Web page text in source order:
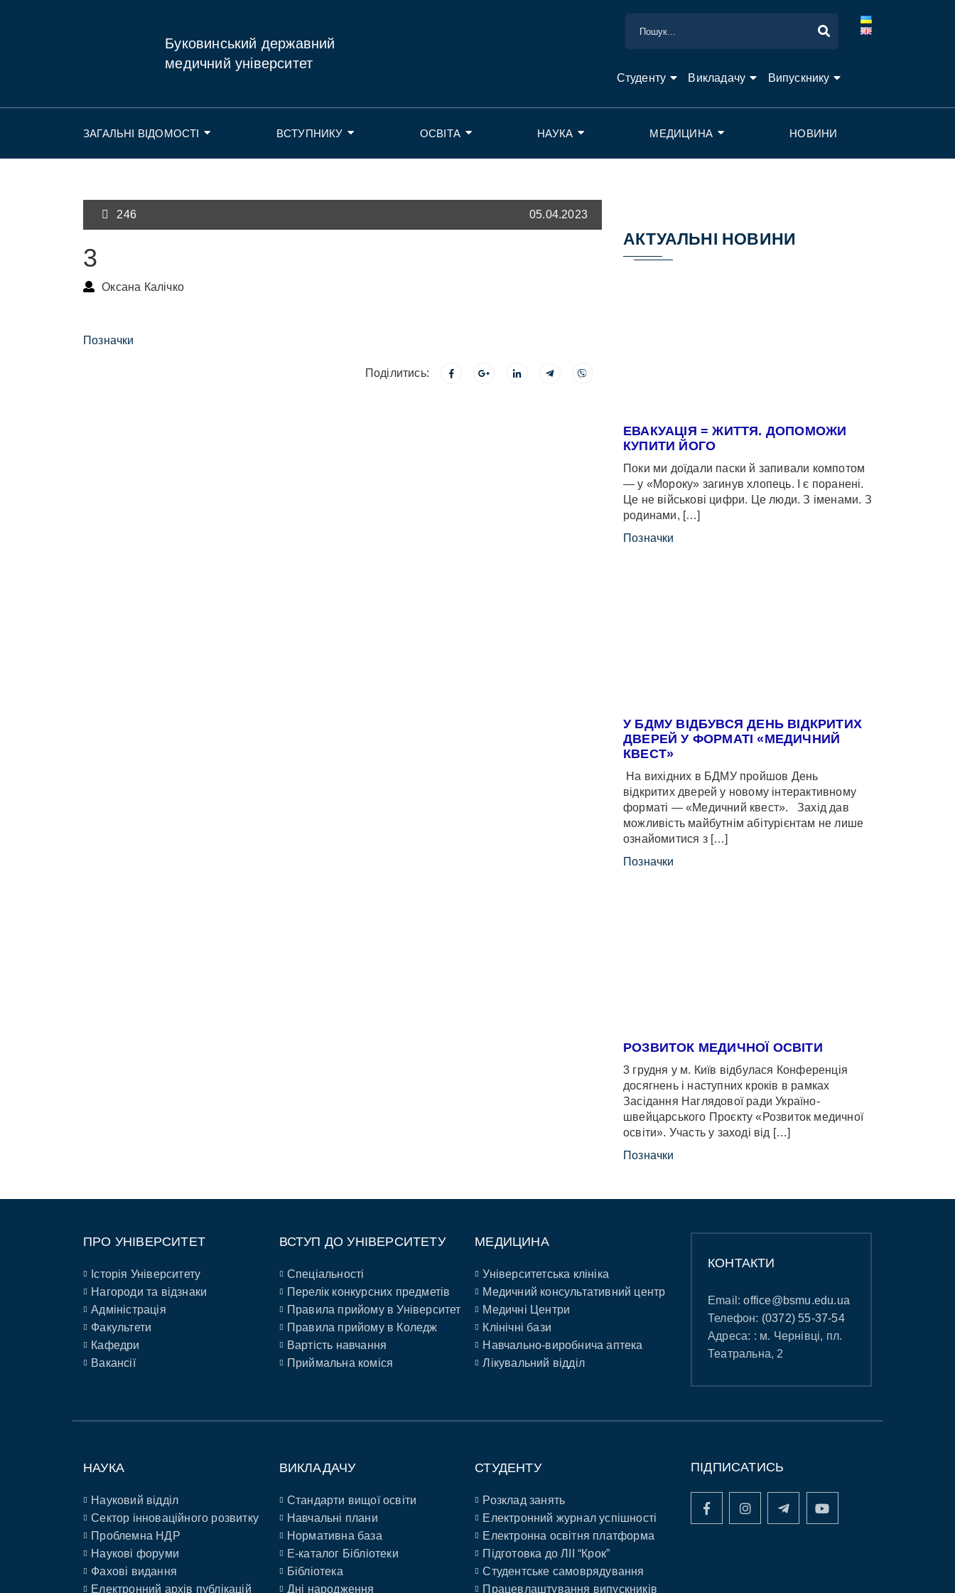
Буковинський державний
медичний університет
Студенту Викладачу Випускнику
ЗАГАЛЬНІ ВІДОМОСТІ ВСТУПНИКУ ОСВІТА НАУКА МЕДИЦИНА НОВИНИ
246 05.04.2023
3
Оксана Калічко
Позначки
Поділитись:
АКТУАЛЬНІ НОВИНИ
ЕВАКУАЦІЯ = ЖИТТЯ. ДОПОМОЖИ
КУПИТИ ЙОГО
Поки ми доїдали паски й запивали компотом
— у «Мороку» загинув хлопець. І є поранені.
Це не військові цифри. Це люди. З іменами. З
родинами, […]
Позначки
У БДМУ ВІДБУВСЯ ДЕНЬ ВІДКРИТИХ
ДВЕРЕЙ У ФОРМАТІ «МЕДИЧНИЙ
КВЕСТ»
На вихідних в БДМУ пройшов День
відкритих дверей у новому інтерактивному
форматі — «Медичний квест». Захід дав
можливість майбутнім абітурієнтам не лише
ознайомитися з […]
Позначки
РОЗВИТОК МЕДИЧНОЇ ОСВІТИ
3 грудня у м. Київ відбулася Конференція
досягнень і наступних кроків в рамках
Засідання Наглядової ради Україно-
швейцарського Проєкту «Розвиток медичної
освіти». Участь у заході від […]
Позначки
ПРО УНІВЕРСИТЕТ
Історія Університету
Нагороди та відзнаки
Адміністрація
Факультети
Кафедри
Вакансії
ВСТУП ДО УНІВЕРСИТЕТУ
Спеціальності
Перелік конкурсних предметів
Правила прийому в Університет
Правила прийому в Коледж
Вартість навчання
Приймальна коміся
МЕДИЦИНА
Університетська клініка
Медичний консультативний центр
Медичні Центри
Клінічні бази
Навчально-виробнича аптека
Лікувальний відділ
КОНТАКТИ
Email:office@bsmu.edu.ua
Телефон: (0372) 55-37-54
Адреса: : м. Чернівці, пл.
Театральна, 2
НАУКА
Науковий відділ
Сектор інноваційного розвитку
Проблемна НДР
Наукові форуми
Фахові видання
Електронний архів публікацій
ВИКЛАДАЧУ
Стандарти вищої освіти
Навчальні плани
Нормативна база
E-каталог Бібліотеки
Бібліотека
Дні народження
СТУДЕНТУ
Розклад занять
Електронний журнал успішності
Електронна освітня платформа
Підготовка до ЛІІ “Крок”
Студентське самоврядування
Працевлаштування випускників
ПІДПИСАТИСЬ